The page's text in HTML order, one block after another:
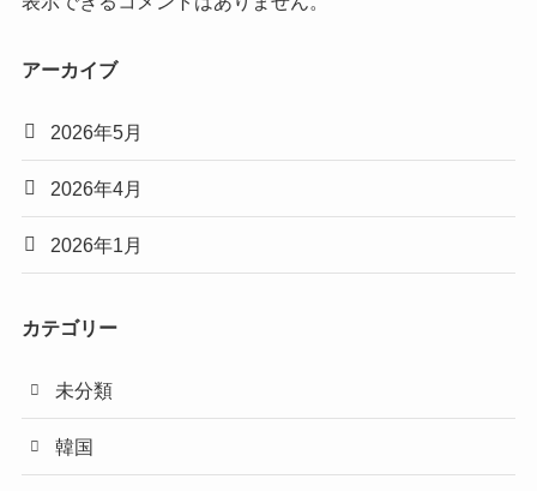
アーカイブ
2026年5月
2026年4月
2026年1月
カテゴリー
未分類
韓国